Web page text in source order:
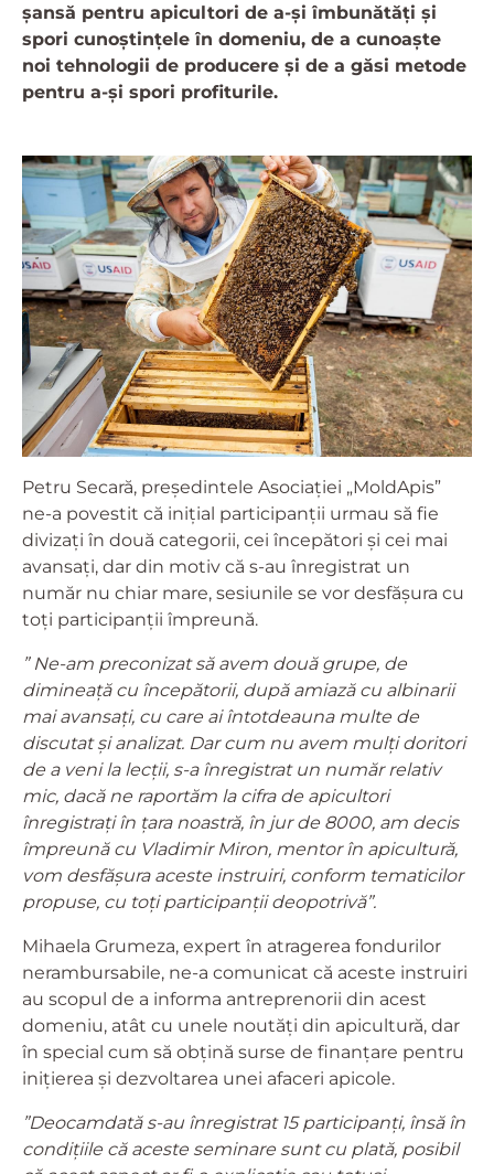
șansă pentru apicultori de a-și îmbunătăți și
spori cunoștințele în domeniu, de a cunoaște
noi tehnologii de producere și de a găsi metode
pentru a-și spori profiturile.
Petru Secară, președintele Asociației „MoldApis”
ne-a povestit că inițial participanții urmau să fie
divizați în două categorii, cei începători și cei mai
avansați, dar din motiv că s-au înregistrat un
număr nu chiar mare, sesiunile se vor desfășura cu
toți participanții împreună.
” Ne-am preconizat să avem două grupe, de
dimineață cu începătorii, după amiază cu albinarii
mai avansați, cu care ai întotdeauna multe de
discutat și analizat. Dar cum nu avem mulți doritori
de a veni la lecții, s-a înregistrat un număr relativ
mic, dacă ne raportăm la cifra de apicultori
înregistrați în țara noastră, în jur de 8000, am decis
împreună cu Vladimir Miron, mentor în apicultură,
vom desfășura aceste instruiri, conform tematicilor
propuse, cu toți participanții deopotrivă”.
Mihaela Grumeza, expert în atragerea fondurilor
nerambursabile, ne-a comunicat că aceste instruiri
au scopul de a informa antreprenorii din acest
domeniu, atât cu unele noutăți din apicultură, dar
în special cum să obțină surse de finanțare pentru
inițierea și dezvoltarea unei afaceri apicole.
”Deocamdată s-au înregistrat 15 participanți, însă în
condițiile că aceste seminare sunt cu plată, posibil